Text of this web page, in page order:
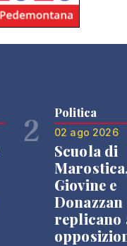
2 Politica
02 ago 2026
Scuola di
Giovine e
Donazzan
replicano